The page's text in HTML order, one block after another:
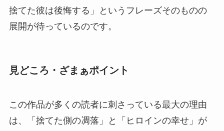
捨てた彼は後悔する」というフレーズそのものの
展開が待っているのです。
見どころ・ざまぁポイント
この作品が多くの読者に刺さっている最大の理由
は、「捨てた側の凋落」と「ヒロインの幸せ」が